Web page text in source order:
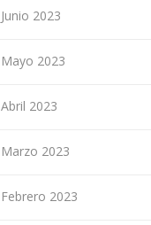
Junio 2023
Mayo 2023
Abril 2023
Marzo 2023
Febrero 2023